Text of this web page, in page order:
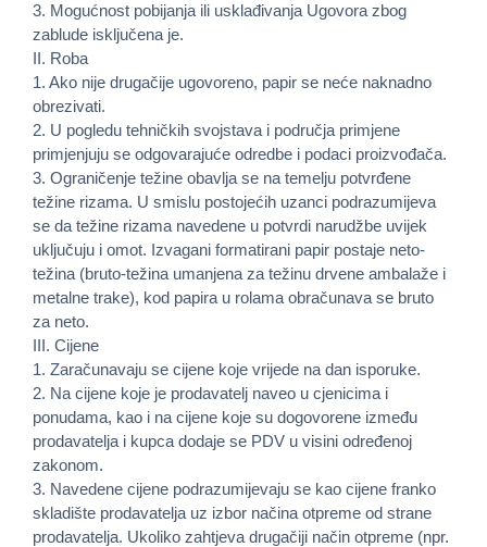
3. Mogućnost pobijanja ili usklađivanja Ugovora zbog
zablude isključena je.
II. Roba
1. Ako nije drugačije ugovoreno, papir se neće naknadno
obrezivati.
2. U pogledu tehničkih svojstava i područja primjene
primjenjuju se odgovarajuće odredbe i podaci proizvođača.
3. Ograničenje težine obavlja se na temelju potvrđene
težine rizama. U smislu postojećih uzanci podrazumijeva
se da težine rizama navedene u potvrdi narudžbe uvijek
uključuju i omot. Izvagani formatirani papir postaje neto-
težina (bruto-težina umanjena za težinu drvene ambalaže i
metalne trake), kod papira u rolama obračunava se bruto
za neto.
III. Cijene
1. Zaračunavaju se cijene koje vrijede na dan isporuke.
2. Na cijene koje je prodavatelj naveo u cjenicima i
ponudama, kao i na cijene koje su dogovorene između
prodavatelja i kupca dodaje se PDV u visini određenoj
zakonom.
3. Navedene cijene podrazumijevaju se kao cijene franko
skladište prodavatelja uz izbor načina otpreme od strane
prodavatelja. Ukoliko zahtjeva drugačiji način otpreme (npr.